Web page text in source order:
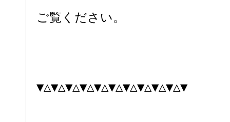
ご覧ください。
▼△▼△▼△▼△▼△▼△▼△▼△▼△▼△▼